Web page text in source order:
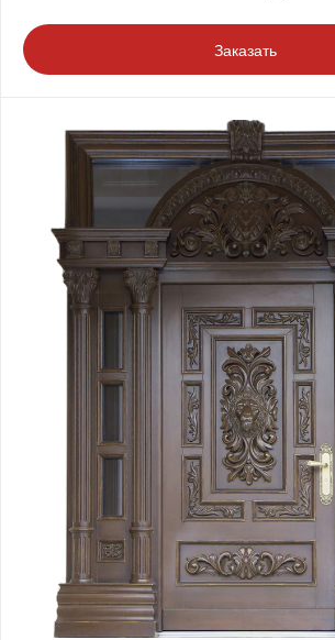
Заказать